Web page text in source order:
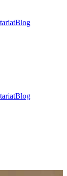
Blog
Blog